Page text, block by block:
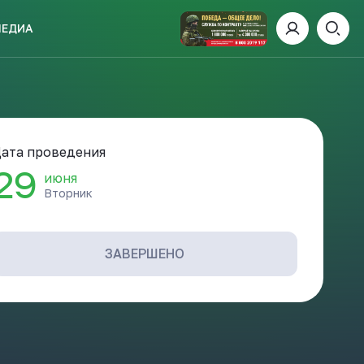
ИСКАТЬ
проведения
июня
Вторник
ЗАВЕРШЕНО